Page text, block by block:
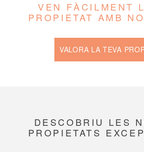
VEN FÀCILMENT
PROPIETAT AMB
VALORA LA TEVA
DESCOBRIU LES
PROPIETATS